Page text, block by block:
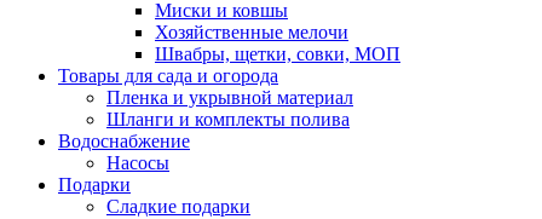
Миски и ковшы
Хозяйственные мелочи
Швабры, щетки, совки, МОП
Товары для сада и огорода
Пленка и укрывной материал
Шланги и комплекты полива
Водоснабжение
Насосы
Подарки
Cладкие подарки